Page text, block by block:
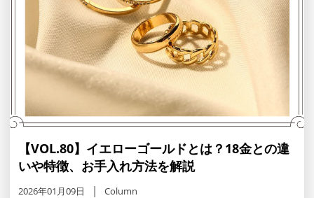
【VOL.80】イエローゴールドとは？18金との違
いや特徴、お手入れ方法を解説
2026年01月09日
Column